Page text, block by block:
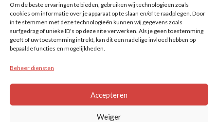
Om de beste ervaringen te bieden, gebruiken wij technologieën zoals
cookies om informatie over je apparaat op te slaan en/of te raadplegen. Door
in te stemmen met deze technologieën kunnen wij gegevens zoals
surfgedrag of unieke ID's op deze site verwerken. Als je geen toestemming
geeft of uw toestemming intrekt, kan dit een nadelige invloed hebben op
bepaalde functies en mogelijkheden.
Beheer diensten
Accepteren
Weiger
Nieuwe Herengracht 18
1018 DP Amsterdam
t: 020 5353 700
e: info@protestantsamsterdam.nl
Protestantse Diaconie Amsterdam
e: info@diaconie.org